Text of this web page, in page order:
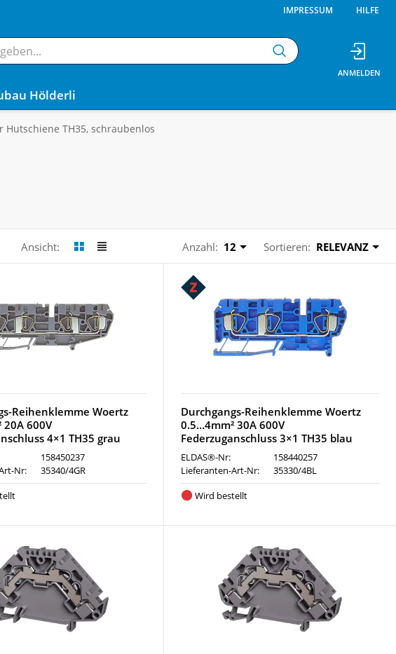
IMPRESSUM HILFE
Hölderli
Hutschiene TH35, schraubenlos
Ansicht: Anzahl: 12 Sortieren: RELEVANZ
Reihenklemme Woertz
20A 600V
4×1 TH35 grau
158450237
Nr:
35340/4GR
Durchgangs-Reihenklemme Woertz
0.5…4mm² 30A 600V
Federzuganschluss 3×1 TH35 blau
ELDAS®-Nr:
158440257
Lieferanten-Art-Nr:
35330/4BL
Wird bestellt